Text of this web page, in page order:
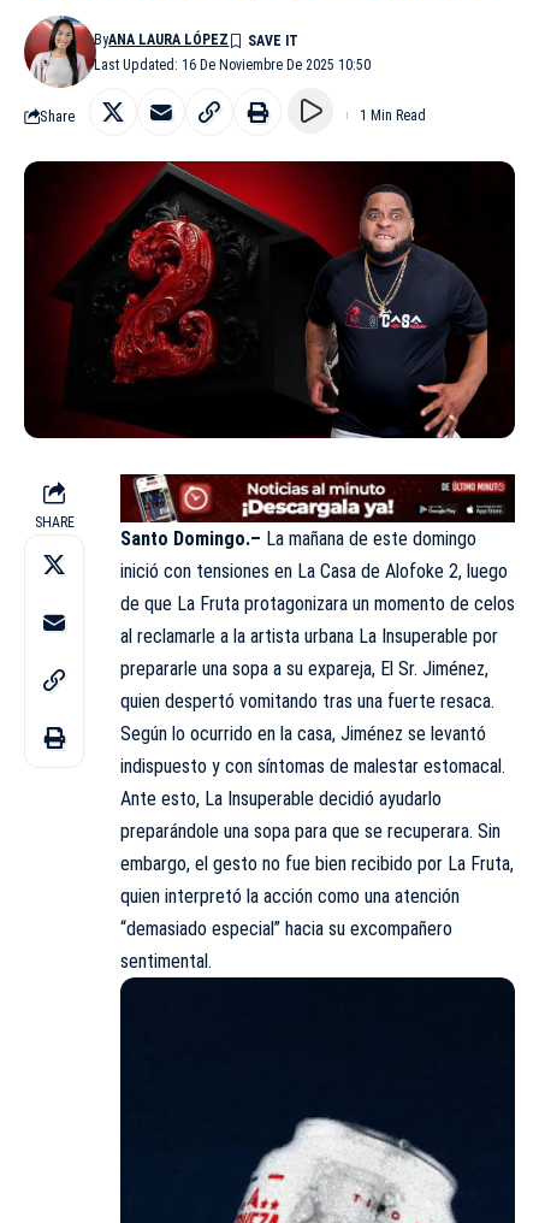
Last Updated: 16 De Noviembre De 2025 10:50
ByANA LAURA LÓPEZ
Share 1 Min Read
SHARE
Santo Domingo.– La mañana de este domingo
inició con tensiones en La Casa de Alofoke 2, luego
de que La Fruta protagonizara un momento de celos
al reclamarle a la artista urbana La Insuperable por
prepararle una sopa a su expareja, El Sr. Jiménez,
quien despertó vomitando tras una fuerte resaca.
Según lo ocurrido en la casa, Jiménez se levantó
indispuesto y con síntomas de malestar estomacal.
Ante esto, La Insuperable decidió ayudarlo
preparándole una sopa para que se recuperara. Sin
embargo, el gesto no fue bien recibido por La Fruta,
quien interpretó la acción como una atención
“demasiado especial” hacia su excompañero
sentimental.